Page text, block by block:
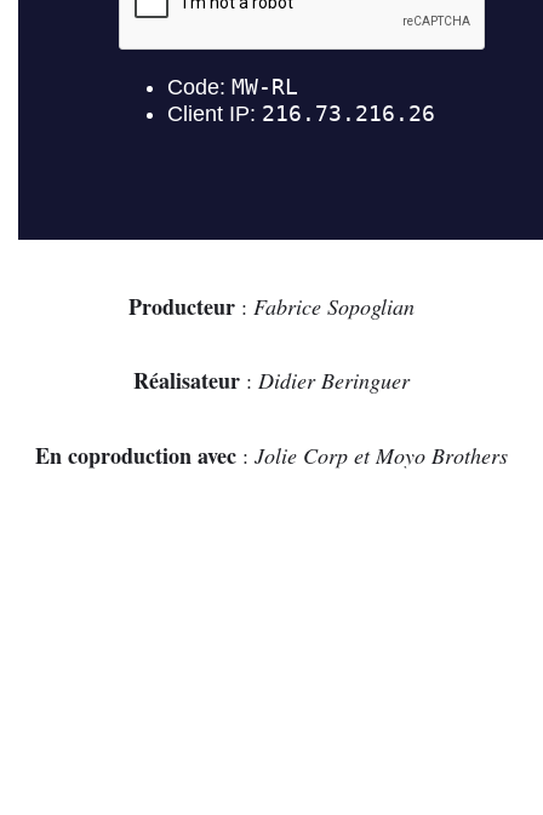
Producteur : Fabrice Sopoglian
Réalisateur : Didier Beringuer
En coproduction avec : Jolie Corp et Moyo Brothers